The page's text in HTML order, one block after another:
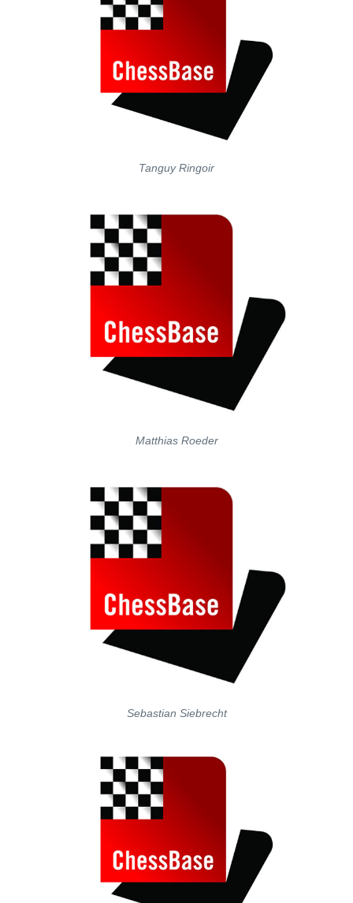
Tanguy Ringoir
Matthias Roeder
Sebastian Siebrecht